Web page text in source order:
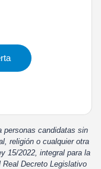
personas candidatas sin
religión o cualquier otra
15/2022, integral para la
Decreto Legislativo